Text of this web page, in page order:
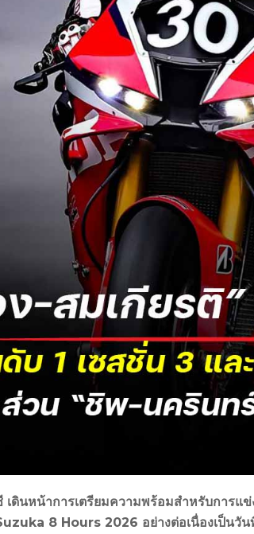
ดินหน้าการเตรียมความพร้อมสำหรับการแ
8 Hours 2026 อย่างต่อเนื่องเป็นวั